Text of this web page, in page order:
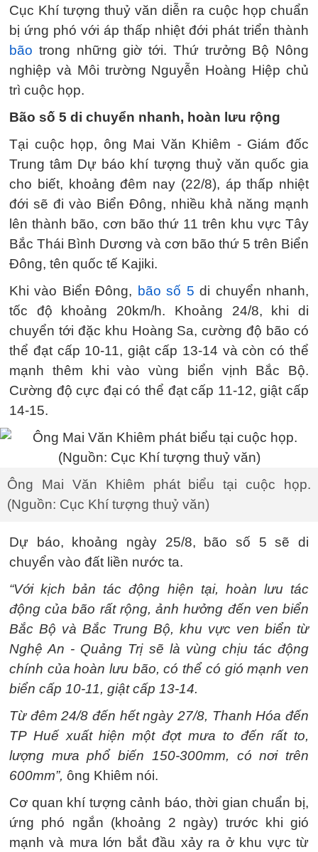
Cục Khí tượng thuỷ văn diễn ra cuộc họp chuẩn
bị ứng phó với áp thấp nhiệt đới phát triển thành
bão trong những giờ tới. Thứ trưởng Bộ Nông
nghiệp và Môi trường Nguyễn Hoàng Hiệp chủ
trì cuộc họp.
Bão số 5 di chuyển nhanh, hoàn lưu rộng
Tại cuộc họp, ông Mai Văn Khiêm - Giám đốc
Trung tâm Dự báo khí tượng thuỷ văn quốc gia
cho biết, khoảng đêm nay (22/8), áp thấp nhiệt
đới sẽ đi vào Biển Đông, nhiều khả năng mạnh
lên thành bão, cơn bão thứ 11 trên khu vực Tây
Bắc Thái Bình Dương và cơn bão thứ 5 trên Biển
Đông, tên quốc tế Kajiki.
Khi vào Biển Đông, bão số 5 di chuyển nhanh,
tốc độ khoảng 20km/h. Khoảng 24/8, khi di
chuyển tới đặc khu Hoàng Sa, cường độ bão có
thể đạt cấp 10-11, giật cấp 13-14 và còn có thể
mạnh thêm khi vào vùng biển vịnh Bắc Bộ.
Cường độ cực đại có thể đạt cấp 11-12, giật cấp
14-15.
Ông Mai Văn Khiêm phát biểu tại cuộc họp.
(Nguồn: Cục Khí tượng thuỷ văn)
Dự báo, khoảng ngày 25/8, bão số 5 sẽ di
chuyển vào đất liền nước ta.
“Với kịch bản tác động hiện tại, hoàn lưu tác
động của bão rất rộng, ảnh hưởng đến ven biển
Bắc Bộ và Bắc Trung Bộ, khu vực ven biển từ
Nghệ An - Quảng Trị sẽ là vùng chịu tác động
chính của hoàn lưu bão, có thể có gió mạnh ven
biển cấp 10-11, giật cấp 13-14.
Từ đêm 24/8 đến hết ngày 27/8, Thanh Hóa đến
TP Huế xuất hiện một đợt mưa to đến rất to,
lượng mưa phổ biến 150-300mm, có nơi trên
600mm”, ông Khiêm nói.
Cơ quan khí tượng cảnh báo, thời gian chuẩn bị,
ứng phó ngắn (khoảng 2 ngày) trước khi gió
mạnh và mưa lớn bắt đầu xảy ra ở khu vực từ